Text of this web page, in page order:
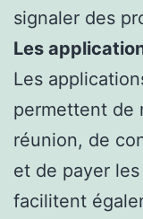
signaler des
Les
Les
permettent de
réunion, de
et de payer
facilitent